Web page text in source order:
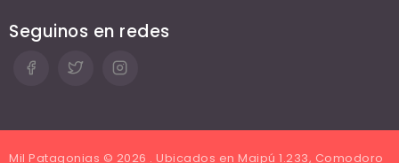
Seguinos en redes
Mil Patagonias © 2026 . Ubicados en Maipú 1.233, Comodoro